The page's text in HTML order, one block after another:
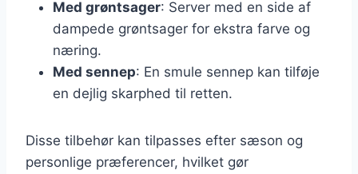
Med grøntsager: Server med en side af
dampede grøntsager for ekstra farve og
næring.
Med sennep: En smule sennep kan tilføje
en dejlig skarphed til retten.
Disse tilbehør kan tilpasses efter sæson og
personlige præferencer, hvilket gør